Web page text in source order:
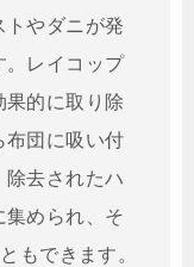
トやダニが発
。レイコップ
果的に取り除
布団に吸い付
除去されたハ
集められ、そ
もできます。